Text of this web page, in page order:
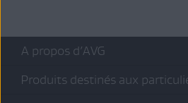
A propos d’AVG
Produits destinés aux